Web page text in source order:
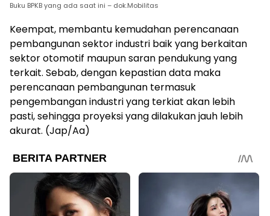
Buku BPKB yang ada saat ini – dok.Mobilitas
Keempat, membantu kemudahan perencanaan
pembangunan sektor industri baik yang berkaitan
sektor otomotif maupun saran pendukung yang
terkait. Sebab, dengan kepastian data maka
perencanaan pembangunan termasuk
pengembangan industri yang terkiat akan lebih
pasti, sehingga proyeksi yang dilakukan jauh lebih
akurat. (Jap/Aa)